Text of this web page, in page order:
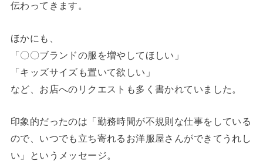
伝わってきます。
ほかにも、
「〇〇ブランドの服を増やしてほしい」
「キッズサイズも置いて欲しい」
など、お店へのリクエストも多く書かれていました。
印象的だったのは「勤務時間が不規則な仕事をしている
ので、いつでも立ち寄れるお洋服屋さんができてうれし
い」というメッセージ。